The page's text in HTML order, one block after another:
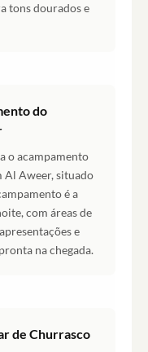
tons dourados e
do
o acampamento
Al Aweer, situado
é a
com áreas de
e
na chegada.
de Churrasco